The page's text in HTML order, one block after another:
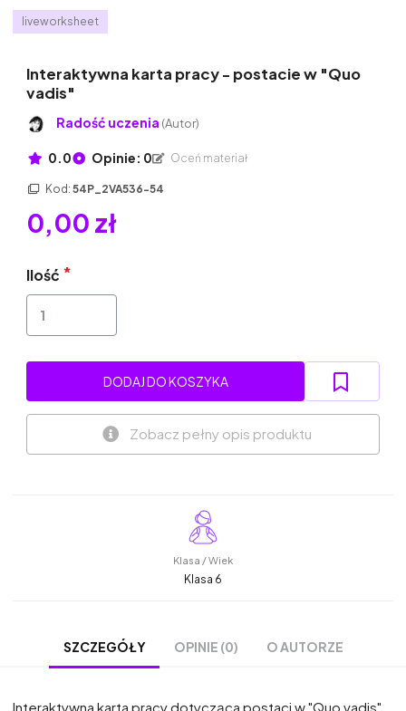
liveworksheet
Interaktywna karta pracy - postacie w "Quo
vadis"
Radość uczenia (Autor)
0.0 Opinie: 0 Oceń materiał
Kod: 54P_2VA536-54
0,00 zł
Ilość
DODAJ DO KOSZYKA
Zobacz pełny opis produktu
Klasa / Wiek
Klasa 6
SZCZEGÓŁY OPINIE (0) O AUTORZE
Interaktywna karta pracy dotycząca postaci w "Quo vadis".